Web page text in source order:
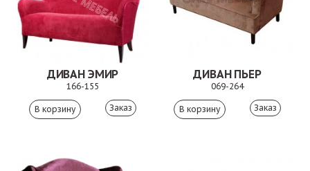
ДИВАН ЭМИР
166-155
Заказ
ДИВАН ПЬЕР
069-264
Заказ